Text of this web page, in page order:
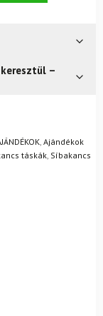
–
terméket
nélkül.
Ajándékok
táskák Síbakancs